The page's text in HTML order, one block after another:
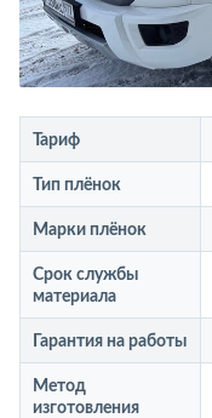
Тариф
Тип плёнок
Марки плёнок
Срок службы
материала
Гарантия на работы
Метод
изготовления